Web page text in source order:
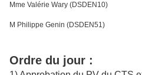
Mme Valérie Wary (DSDEN10)
M Philippe Genin (DSDEN51)
Ordre du jour :